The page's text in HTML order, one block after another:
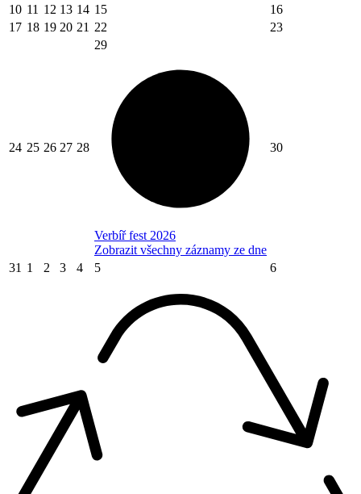
10 11 12 13 14 15
16
17 18 19 20 21 22 23
24 25 26 27 28
29
Verbíř fest 2026
Zobrazit všechny záznamy ze dne
30
31 1 2 3 4 5 6